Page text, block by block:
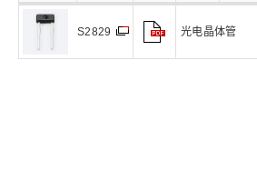
S2829 光电晶体管